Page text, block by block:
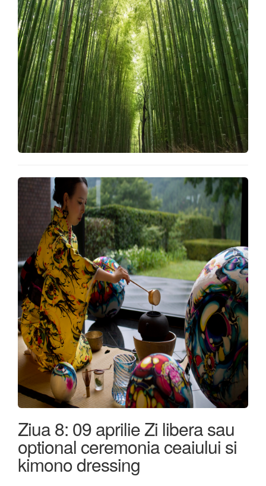
Ziua 8: 09 aprilie Zi libera sau
optional ceremonia ceaiului si
kimono dressing